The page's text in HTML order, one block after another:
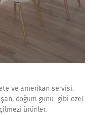
ve amerikan servisi.
doğum günü gibi özel
ürünler.